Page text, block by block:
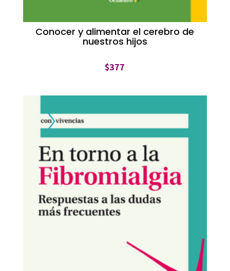
Conocer y alimentar el cerebro de
nuestros hijos
$377